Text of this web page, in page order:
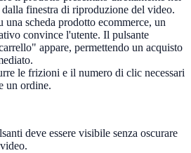
dalla finestra di riproduzione del video.
una scheda prodotto ecommerce, un
convince l'utente. Il pulsante
appare, permettendo un acquisto
le frizioni e il numero di clic necessari
un ordine.
deve essere visibile senza oscurare